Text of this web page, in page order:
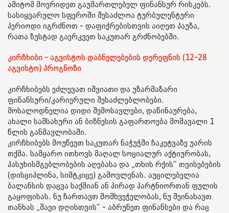
ამიტომ მოერიდეთ გაუმართლებელ ფინანსურ რისკებს.
სასიყვარულო სფეროში შესაძლოა ტურბულენტური
პერიოდი იგრძნოთ - დაფიქრებისთვის აიღეთ პაუზა,
რათა ზუსტად გაერკვეთ საკუთარ გრძნობებში.
კირჩხიბი - აგვისტოს დაბნელებების დერეფნის (12-28
აგვისტო) პროგნოზი
კირჩხიბებს ეძლევათ იშვიათი და უზარმაზარი
ფინანსური/კარიერული შესაძლებლობები.
მოსალოდნელია დიდი შემოსავლები, დაწინაურება,
ახალი სამსახური ან ბიზნესის გაფართოება მომავალი 1
წლის განმავლობაში.
კირჩხიბებს მოუწევთ საკუთარ ნაჭუჭში ჩაკეტვაზე უარის
თქმა. სამყარო ითხოვს მაღალ სოციალურ აქტიურობას,
პასუხისმგებლობების აღებასა და „თხის რქის“ თვისებების
(დისციპლინა, სიმტკიცე) გამოვლენას. აუცილებელია
ბალანსის დაცვა საქმიან ან პირად პარტნიორთან ფულის
გაყოფისას. ნუ ჩართავთ მომხვეჭელობას, ნუ შეინახავთ
თანხას „შავი დღისთვის“ - აბრუნეთ ფინანსები და რაც